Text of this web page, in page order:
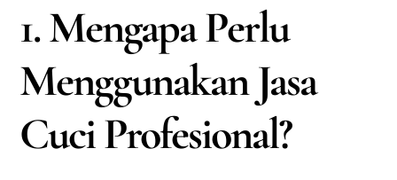
1. Mengapa Perlu
Menggunakan Jasa
Cuci Profesional?